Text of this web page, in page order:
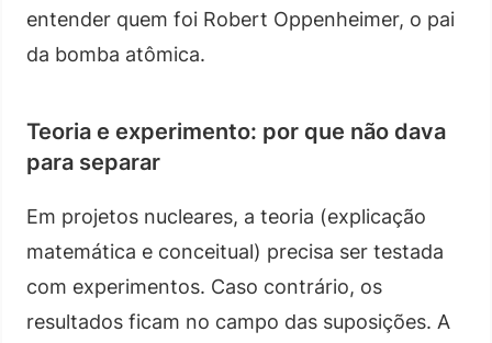
entender quem foi Robert Oppenheimer, o pai
da bomba atômica.
Teoria e experimento: por que não dava
para separar
Em projetos nucleares, a teoria (explicação
matemática e conceitual) precisa ser testada
com experimentos. Caso contrário, os
resultados ficam no campo das suposições. A